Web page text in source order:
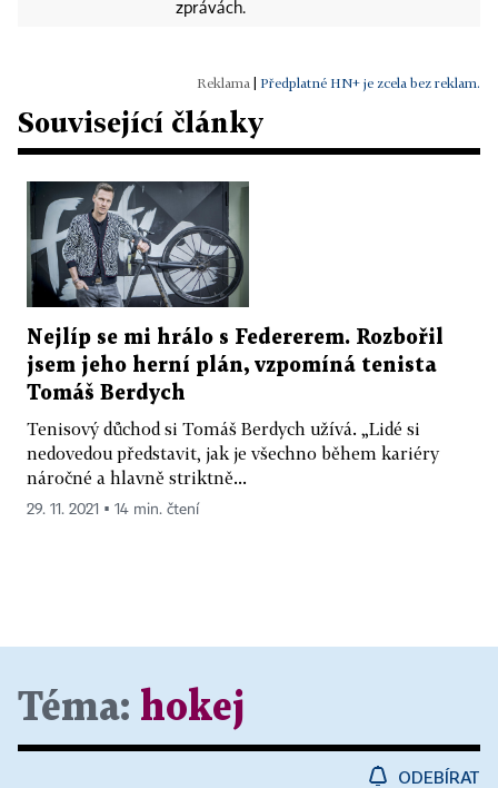
zprávách.
Předplatné HN+ je zcela bez reklam.
Související články
Nejlíp se mi hrálo s Federerem. Rozbořil
jsem jeho herní plán, vzpomíná tenista
Tomáš Berdych
Tenisový důchod si Tomáš Berdych užívá. „Lidé si
nedovedou představit, jak je všechno během kariéry
náročné a hlavně striktně...
29. 11. 2021 ▪ 14 min. čtení
Téma: hokej
ODEBÍRAT